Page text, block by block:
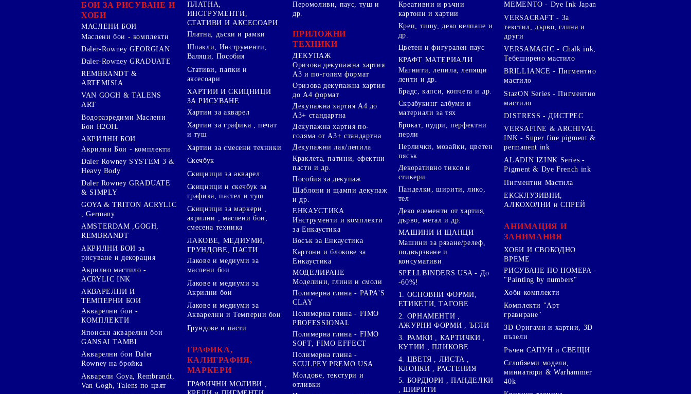
БОИ ЗА РИСУВАНЕ И
ХОБИ
МАСЛЕНИ БОИ
Маслени бои - комплекти
Daler-Rowney GEORGIAN
Daler-Rowney GRADUATE
REMBRANDT &
ARTEMISIA
VAN GOGH & TALENS
ART
Водоразредими Маслени
Бои H2OIL
АКРИЛНИ БОИ
Акрилни Бои - комплекти
Daler Rowney SYSTEM 3 &
Heavy Body
Daler Rowney GRADUATE
& SIMPLY
GOYA & TRITON АCRYLIC
, Germany
AMSTERDAM ,GOGH,
REMBRANDT
АКРИЛНИ БОИ за
рисуване и декорация
Акрилно мастило -
ACRYLIC INK
АКВАРЕЛНИ И
ТЕМПЕРНИ БОИ
Акварелни бои -
КОМПЛЕКТИ
Японски акварелни бои
GANSAI TAMBI
Акварелни бои Daler
Rowney на бройка
Акварели Goya, Rembrandt,
Van Gogh, Talens по цвят
ПЛАТНА,
ИНСТРУМЕНТИ,
СТАТИВИ И АКСЕСОАРИ
Платна, дъски и рамки
Шпакли, Инструменти,
Валяци, Пособия
Стативи, папки и
аксесоари
ХАРТИИ И СКИЦНИЦИ
ЗА РИСУВАНЕ
Хартии за акварел
Хартии за графика , печат
и туш
Хартии за смесени техники
Скечбук
Скицници за акварел
Скицници и скечбук за
графика, пастел и туш
Скицници за маркери ,
акрилни , маслени бои,
смесена техника
ЛАКОВЕ, МЕДИУМИ,
ГРУНДОВЕ, ПАСТИ
Лакове и медиуми за
маслени бои
Лакове и медиуми за
Акрилни бои
Лакове и медиуми за
Акварелни и Темперни бои
Грундове и пасти
ГРАФИКА,
КАЛИГРАФИЯ,
МАРКЕРИ
ГРАФИЧНИ МОЛИВИ ,
Перомоливи, паус, туш и
др.
ПРИЛОЖНИ
ТЕХНИКИ
ДЕКУПАЖ
Оризова декупажна хартия
А3 и по-голям формат
Оризова декупажна хартия
до А4 формат
Декупажна хартия А4 до
А3+ стандартна
Декупажна хартия по-
голяма от А3+ стандартна
Декупажни лак/лепила
Краклета, патини, ефектни
пасти и др.
Пособия за декупаж
Шаблони и щампи декупаж
и др.
ЕНКАУСТИКА
Инструменти и комплекти
за Енкаустика
Восък за Енкаустика
Картони и блокове за
Енкаустика
МОДЕЛИРАНЕ
Моделини, глини и смоли
Полимерна глина - PAPA'S
CLAY
Полимерна глина - FIMO
PROFESSIONAL
Полимерна глина - FIMO
SOFT, FIMO EFFECT
Полимерна глина -
SCULPEY PREMO USA
Молдове, текстури и
отливки
Креативни и ръчни
картони и хартии
Креп, тишу, деко велпапе и
др.
Цветен и фигурален паус
КРАФТ МАТЕРИАЛИ
Магнити, лепила, лепящи
ленти и др.
Брадс, капси, копчета и др.
Скрабукинг албуми и
материали за тях
Брокат, пудри, перфектни
перли
Перлички, мозайки, цветен
пясък
Декоративно тиксо и
стикери
Панделки, ширити, лико,
тел
Деко елементи от хартия,
дърво, метал и др.
МАШИНИ И ЩАНЦИ
Машини за рязане/релеф,
подвързване и
консумативи
SPELLBINDERS USA - До
-60%!
1. ОСНОВНИ ФОРМИ,
ЕТИКЕТИ, ТАГОВЕ
2. ОРНАМЕНТИ ,
АЖУРНИ ФОРМИ , ЪГЛИ
3. РАМКИ , КАРТИЧКИ ,
КУТИИ , ПЛИКОВЕ
4. ЦВЕТЯ , ЛИСТА ,
КЛОНКИ , РАСТЕНИЯ
5. БОРДЮРИ , ПАНДЕЛКИ
, ШИРИТИ
MEMENTO - Dye Ink Japan
VERSACRAFT - За
текстил, дърво, глина и
други
VERSAMAGIC - Chalk ink,
Тебеширено мастило
BRILLIANCE - Пигментно
мастило
StazON Series - Пигментно
мастило
DISTRESS - ДИСТРЕС
VERSAFINE & ARCHIVAL
INK - Super fine pigment &
permanent ink
ALADIN IZINK Series -
Pigment & Dye French ink
Пигментни Мастила
ЕКСКЛУЗИВНИ,
АЛКОХОЛНИ и СПРЕЙ
АНИМАЦИЯ И
ЗАНИМАНИЯ
ХОБИ И СВОБОДНО
ВРЕМЕ
РИСУВАНЕ ПО НОМЕРА -
"Painting by numbers"
Хоби комплекти
Комплекти "Арт
гравиране"
3D Оригами и хартии, 3D
пъзели
Ръчен САПУН и СВЕЩИ
Сглобяеми модели,
миниатюри & Warhammer
40k